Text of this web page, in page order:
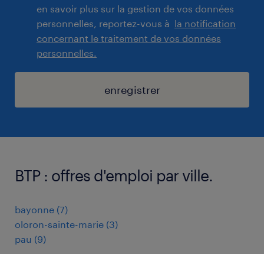
en savoir plus sur la gestion de vos données
personnelles, reportez-vous à la notification
concernant le traitement de vos données
personnelles.
enregistrer
BTP : offres d'emploi par ville.
bayonne (7)
oloron-sainte-marie (3)
pau (9)